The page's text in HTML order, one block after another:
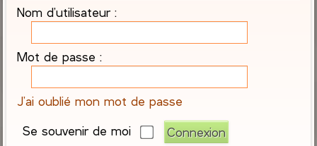
Nom d’utilisateur :
Mot de passe :
J’ai oublié mon mot de passe
Se souvenir de moi